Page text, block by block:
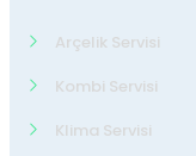
Arçelik Servisi
Kombi Servisi
Klima Servisi